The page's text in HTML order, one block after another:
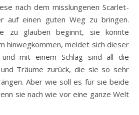
nach dem misslungenen Scarlet-
auf einen guten Weg zu bringen.
zu glauben beginnt, sie könnte
hinwegkommen, meldet sich dieser
mit einem Schlag sind all die
Träume zurück, die sie so sehr
Aber wie soll es für sie beide
sie nach wie vor eine ganze Welt